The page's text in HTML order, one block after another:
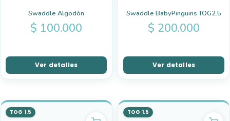
Swaddle Algodón
$ 100.000
Ver detalles
Swaddle BabyPinguins TOG2.5
$ 200.000
Ver detalles
TOG 1.5 TOG 1.5